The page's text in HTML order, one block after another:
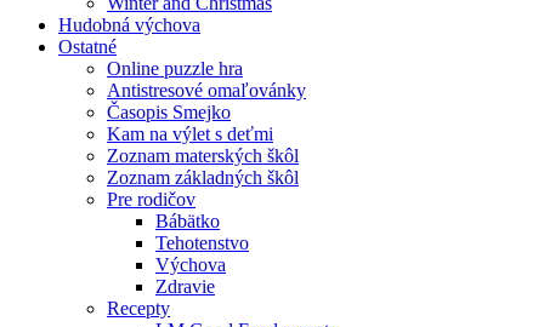
Hudobná výchova
Ostatné
Online puzzle hra
Antistresové omaľovánky
Časopis Smejko
Kam na výlet s deťmi
Zoznam materských škôl
Zoznam základných škôl
Pre rodičov
Bábätko
Tehotenstvo
Výchova
Zdravie
Recepty